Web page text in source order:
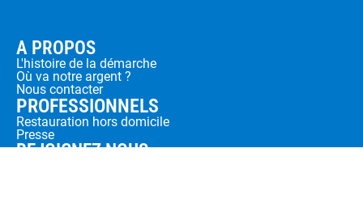
A PROPOS
L'histoire de la démarche
Où va notre argent ?
Nous contacter
PROFESSIONNELS
Restauration hors domicile
Presse
REJOIGNEZ NOUS